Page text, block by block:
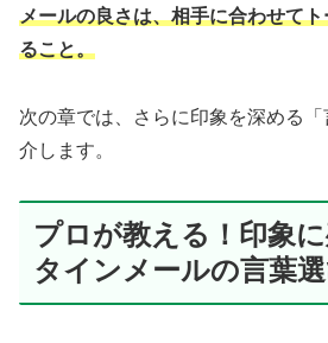
メールの良さは、相手に合わせて
ること。
次の章では、さらに印象を深める
介します。
プロが教える！印象
タインメールの言葉